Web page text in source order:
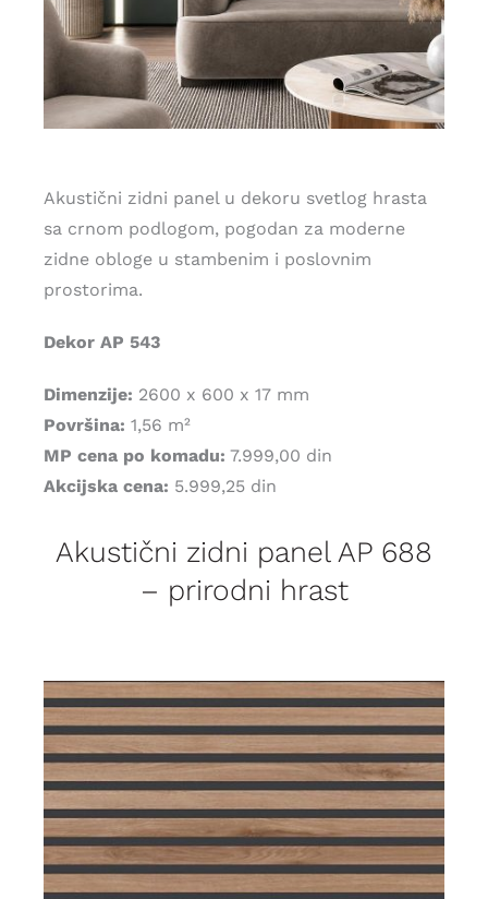
Akustični zidni panel u dekoru svetlog hrasta
sa crnom podlogom, pogodan za moderne
zidne obloge u stambenim i poslovnim
prostorima.
Dekor AP 543
Dimenzije: 2600 x 600 x 17 mm
Površina: 1,56 m²
MP cena po komadu: 7.999,00 din
Akcijska cena: 5.999,25 din
Akustični zidni panel AP 688
– prirodni hrast